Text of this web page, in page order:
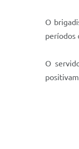
O
períodos
O